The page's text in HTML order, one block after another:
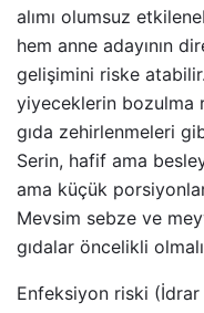
alımı olumsuz
hem anne adayının
gelişimini riske
yiyeceklerin bozulma
gıda zehirlenmeleri
Serin, hafif ama
ama küçük
Mevsim sebze ve
gıdalar öncelikli
Enfeksiyon riski